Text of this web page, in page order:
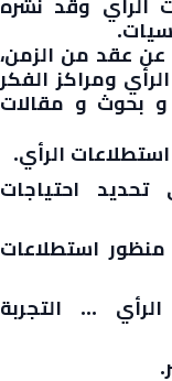
الرأي وقد نشره
عن عقد من الزمن،
ومراكز الفكر
و بحوث و مقالات
الرأي.
تحديد احتياجات
استطلاعات
… التجربة